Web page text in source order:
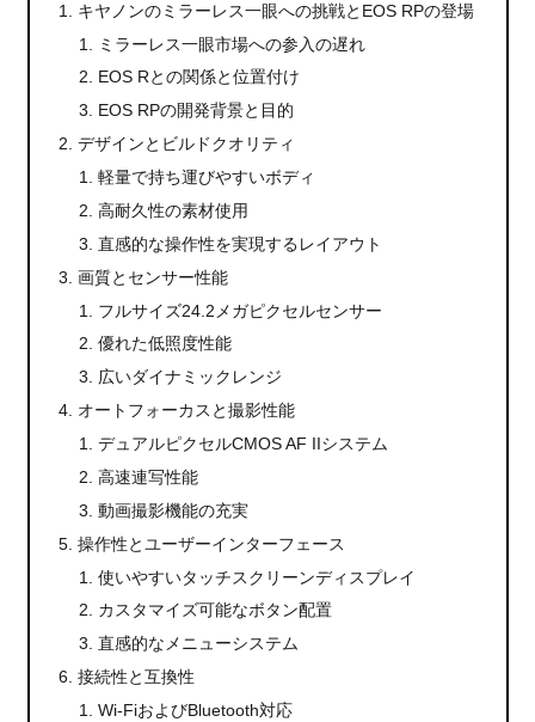
キヤノンのミラーレス一眼への挑戦とEOS RPの登場
ミラーレス一眼市場への参入の遅れ
EOS Rとの関係と位置付け
EOS RPの開発背景と目的
デザインとビルドクオリティ
軽量で持ち運びやすいボディ
高耐久性の素材使用
直感的な操作性を実現するレイアウト
画質とセンサー性能
フルサイズ24.2メガピクセルセンサー
優れた低照度性能
広いダイナミックレンジ
オートフォーカスと撮影性能
デュアルピクセルCMOS AF IIシステム
高速連写性能
動画撮影機能の充実
操作性とユーザーインターフェース
使いやすいタッチスクリーンディスプレイ
カスタマイズ可能なボタン配置
直感的なメニューシステム
接続性と互換性
Wi-FiおよびBluetooth対応